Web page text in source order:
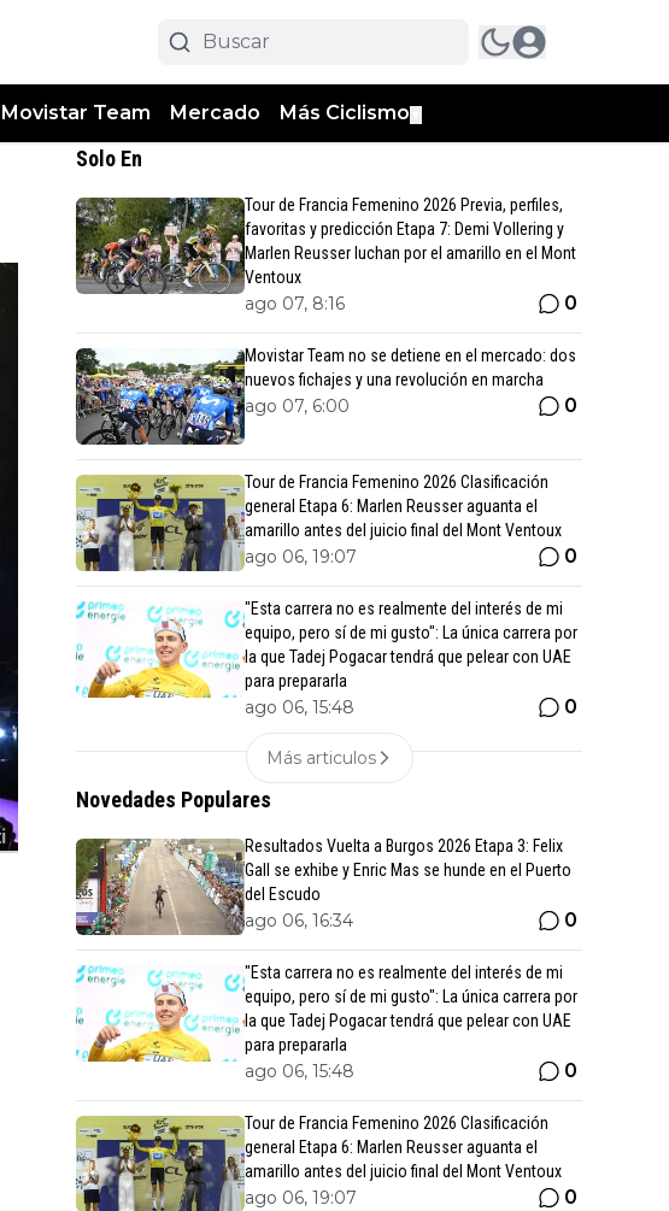
Movistar Team Mercado Más Ciclismo
Solo En
Tour de Francia Femenino 2026 Previa, perfiles,
favoritas y predicción Etapa 7: Demi Vollering y
Marlen Reusser luchan por el amarillo en el Mont
Ventoux
ago 07, 8:16 0
Movistar Team no se detiene en el mercado: dos
nuevos fichajes y una revolución en marcha
ago 07, 6:00 0
Tour de Francia Femenino 2026 Clasificación
general Etapa 6: Marlen Reusser aguanta el
amarillo antes del juicio final del Mont Ventoux
ago 06, 19:07 0
"Esta carrera no es realmente del interés de mi
equipo, pero sí de mi gusto": La única carrera por
la que Tadej Pogacar tendrá que pelear con UAE
para prepararla
ago 06, 15:48 0
Más articulos
Novedades Populares
Resultados Vuelta a Burgos 2026 Etapa 3: Felix
Gall se exhibe y Enric Mas se hunde en el Puerto
del Escudo
ago 06, 16:34 0
"Esta carrera no es realmente del interés de mi
equipo, pero sí de mi gusto": La única carrera por
la que Tadej Pogacar tendrá que pelear con UAE
para prepararla
ago 06, 15:48 0
Tour de Francia Femenino 2026 Clasificación
general Etapa 6: Marlen Reusser aguanta el
amarillo antes del juicio final del Mont Ventoux
ago 06, 19:07 0